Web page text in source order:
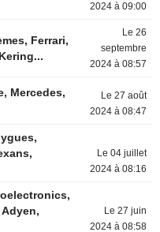
2024 à 09:00
Ferrari,
Le 26
septembre
2024 à 08:57
Mercedes,
Le 27 août
2024 à 08:47
Le 04 juillet
2024 à 08:16
Le 27 juin
2024 à 08:58